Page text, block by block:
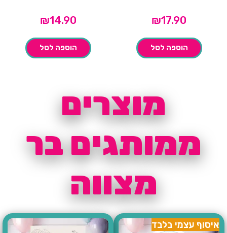
₪17.90
הוספה לסל
₪14.90
הוספה לסל
מוצרים
ממותגים בר
מצווה
איסוף עצמי בלבד